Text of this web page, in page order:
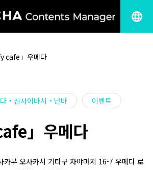
language
cafe」우메다
・신사이바시・난바 이벤트
」우메다
부 오사카시 기타구 차야마치 16-7 우메다 로